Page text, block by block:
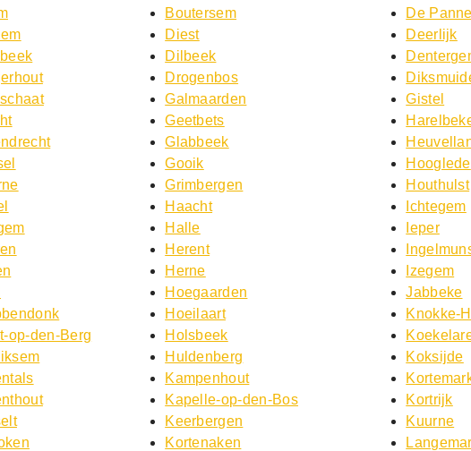
op-den-Berg
Boutersem
Diest
Dilbeek
Drogenbos
Galmaarden
Geetbets
Glabbeek
Gooik
Grimbergen
Haacht
Halle
Herent
Herne
Hoegaarden
Hoeilaart
Holsbeek
Huldenberg
Kampenhout
Kapelle-op-den-Bos
Keerbergen
Kortenaken
De Panne
Deerlijk
Gistel
Hooglede
Houthulst
Ichtegem
Ieper
Izegem
Jabbeke
Knokke-
Koksijde
Kortrijk
Kuurne